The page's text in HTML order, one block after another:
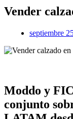
Vender
septiembre
Moddo y
conjunto